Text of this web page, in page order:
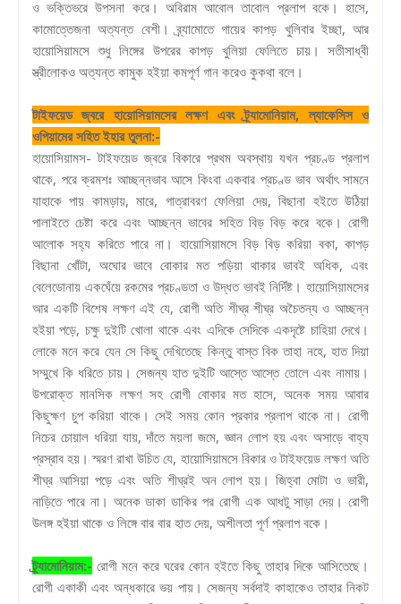
ও ভক্তিভরে উপসনা করে। অবিরাম আবোল তাবোল প্রলাপ বকে। হাসে,
কামোত্তেজনা অত্যন্ত বেশী। ব্র্যামোতে গায়ের কাপড় খুলিবার ইচ্ছা, আর
হায়োসিয়ামসে শুধু লিঙ্গের উপরের কাপড় খুলিয়া ফেলিতে চায়। সতীসাধ্বী
স্ত্রীলোকও অত্যন্ত কামুক হইয়া কমপূর্ণ গান করেও কুকথা বলে।
টাইফয়েড জ্বরে হায়োসিয়ামসের লক্ষণ এবং ট্র্যামোনিয়াম, ল্যাকেসিস ও
ওপিয়ামের সহিত ইহার তুলনা:-
হায়োসিয়ামস- টাইফয়েড জ্বরে বিকারে প্রথম অবস্থায় যখন প্রচণ্ড প্রলাপ
থাকে, পরে ক্রমশঃ আচ্ছন্নভাব আসে কিংবা একবার প্রচণ্ড ভাব অর্থাৎ সামনে
যাহাকে পায় কামড়ায়, মারে, গাত্রাবরণ ফেলিয়া দেয়, বিছানা হইতে উঠিয়া
পালাইতে চেষ্টা করে এবং আচ্ছন্ন ভাবের সহিত বিড় বিড় করে বকে। রোগী
আলোক সহ্য করিতে পারে না। হায়োসিয়ামসে বিড় বিড় করিয়া বকা, কাপড়
বিছানা খোঁটা, অঘোর ভাবে বোকার মত পড়িয়া থাকার ভাবই অধিক, এবং
বেলেডোনায় একঘেঁয়ে রকমের প্রচণ্ডতা ও উদ্ধত ভাবই নির্দিষ্ট। হায়োসিয়ামসের
আর একটি বিশেষ লক্ষণ এই যে, রোগী অতি শীঘ্র শীঘ্র অচৈতন্য ও আচ্ছন্ন
হইয়া পড়ে, চক্ষু দুইটি খোলা থাকে এবং এদিকে সেদিকে একদৃষ্টে চাহিয়া দেখে।
লোকে মনে করে যেন সে কিছু দেখিতেছে কিন্তু বাস্ত বিক তাহা নহে, হাত দিয়া
সম্মুখে কি ধরিতে চায়। সেজন্য হাত দুইটি আস্তে আস্তে তোলে এবং নামায়।
উপরোক্ত মানসিক লক্ষণ সহ রোগী বোকার মত হাসে, অনেক সময় আবার
কিছুক্ষণ চুপ করিয়া থাকে। সেই সময় কোন প্রকার প্রলাপ থাকে না। রোগী
নিচের চোয়াল ধরিয়া যায়, দাঁতে ময়লা জমে, জ্ঞান লোপ হয় এবং অসাড়ে বাহ্য
প্রস্রাব হয়। স্মরণ রাখা উচিত যে, হায়োসিয়ামসে বিকার ও টাইফয়েড লক্ষণ অতি
শীঘ্র আসিয়া পড়ে এবং অতি শীঘ্রই অন লোপ হয়। জিহ্বা মোটা ও ভারী,
নাড়িতে পারে না। অনেক ডাকা ডাকির পর রোগী এক আধটু সাড়া দেয়। রোগী
উলঙ্গ হইয়া থাকে ও লিঙ্গে বার বার হাত দেয়, অশীলতা পূর্ণ প্রলাপ বকে।
ট্র্যামোনিয়াম:- রোগী মনে করে ঘরের কোন হইতে কিছু তাহার দিকে আসিতেছে।
রোগী একাকী এবং অন্ধকারে ভয় পায়। সেজন্য সর্বদাই কাহাকেও তাহার নিকট